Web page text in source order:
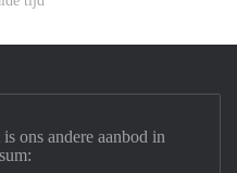
ons andere aanbod in